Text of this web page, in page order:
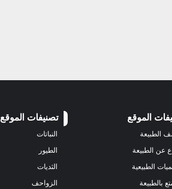
الموقع
الطبيعة
عن الطبيعة
الطبيعية
بالطبيعة
تصنيفات الموقع
النباتات
الطيور
الثديات
الزواحف